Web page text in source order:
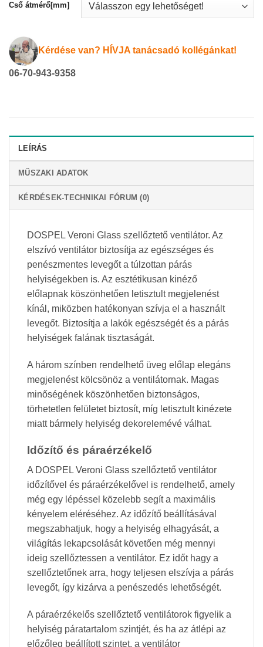
Cső átmérő[mm]
Kérdése van? HÍVJA tanácsadó kollégánkat!
06-70-943-9358
LEÍRÁS
MŰSZAKI ADATOK
KÉRDÉSEK-TECHNIKAI FÓRUM (0)
DOSPEL Veroni Glass szellőztető ventilátor. Az
elszívó ventilátor biztosítja az egészséges és
penészmentes levegőt a túlzottan párás
helyiségekben is. Az esztétikusan kinéző
előlapnak köszönhetően letisztult megjelenést
kínál, miközben hatékonyan szívja el a használt
levegőt. Biztosítja a lakók egészségét és a párás
helyiségek falának tisztaságát.
A három színben rendelhető üveg előlap elegáns
megjelenést kölcsönöz a ventilátornak. Magas
minőségének köszönhetően biztonságos,
törhetetlen felületet biztosít, míg letisztult kinézete
miatt bármely helyiség dekorelemévé válhat.
Időzítő és páraérzékelő
A DOSPEL Veroni Glass szellőztető ventilátor
időzítővel és páraérzékelővel is rendelhető, amely
még egy lépéssel közelebb segít a maximális
kényelem eléréséhez. Az időzítő beállításával
megszabhatjuk, hogy a helyiség elhagyását, a
világítás lekapcsolását követően még mennyi
ideig szellőztessen a ventilátor. Ez időt hagy a
szellőztetőnek arra, hogy teljesen elszívja a párás
levegőt, így kizárva a penészedés lehetőségét.
A páraérzékelős szellőztető ventilátorok figyelik a
helyiség páratartalom szintjét, és ha az átlépi az
előzőleg beállított szintet, a ventilátor